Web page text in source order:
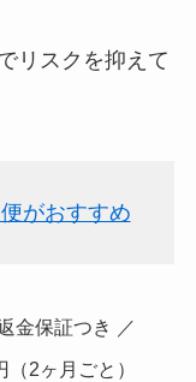
リスクを抑えて
がおすすめ
金保証つき ／
2ヶ月ごと）